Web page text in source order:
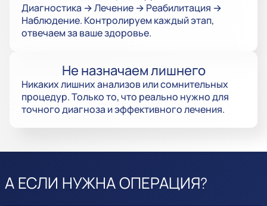
Диагностика → Лечение → Реабилитация →
Наблюдение. Контролируем каждый этап,
отвечаем за ваше здоровье.
Не назначаем лишнего
Никаких лишних анализов или сомнительных
процедур. Только то, что реально нужно для
точного диагноза и эффективного лечения.
А ЕСЛИ НУЖНА ОПЕРАЦИЯ?